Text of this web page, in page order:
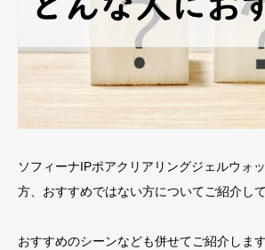
ソフィーナIPポアクリアリングジェルウォ
方、おすすめではない方についてご紹介して
おすすめのシーンなども併せてご紹介しま